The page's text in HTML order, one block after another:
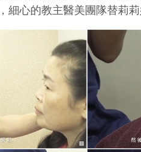
細心的教主醫美團隊替莉莉